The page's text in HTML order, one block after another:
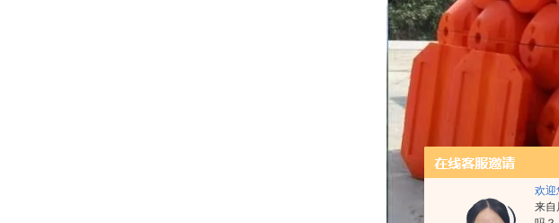
欢迎
来自